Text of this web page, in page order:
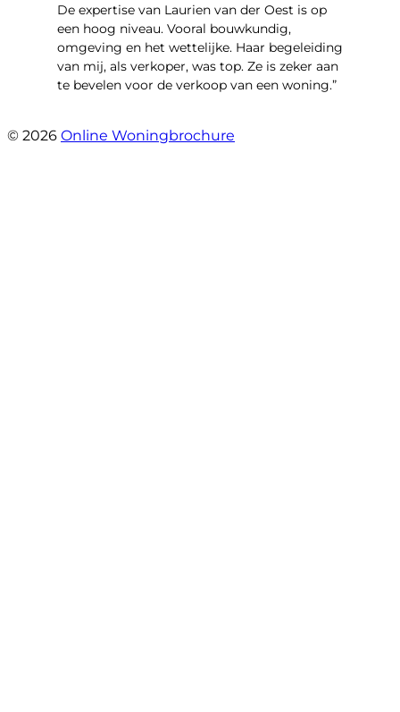
De expertise van Laurien van der Oest is op
een hoog niveau. Vooral bouwkundig,
omgeving en het wettelijke. Haar begeleiding
van mij, als verkoper, was top. Ze is zeker aan
te bevelen voor de verkoop van een woning.”
© 2026 Online Woningbrochure